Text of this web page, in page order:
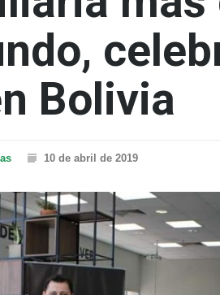
Bolivia
10 de abril de 2019